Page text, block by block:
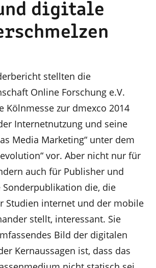
digitale
stellten die
Online Forschung e.V.
Kölnmesse zur dmexco 2014
Internetnutzung und seine
Media Marketing“ unter dem
vor. Aber nicht nur für
auch für Publisher und
Sonderpublikation die, die
Studien internet und der mobile
stellt, interessant. Sie
Bild der digitalen
Kernaussagen ist, dass das